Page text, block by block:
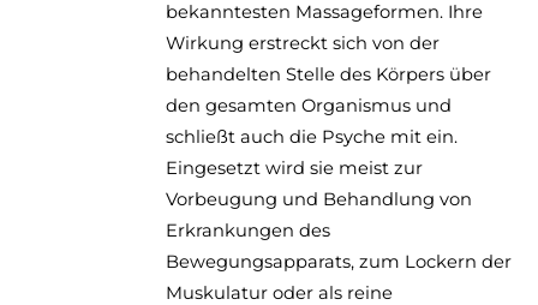
bekanntesten Massageformen. Ihre
Wirkung erstreckt sich von der
behandelten Stelle des Körpers über
den gesamten Organismus und
schließt auch die Psyche mit ein.
Eingesetzt wird sie meist zur
Vorbeugung und Behandlung von
Erkrankungen des
Bewegungsapparats, zum Lockern der
Muskulatur oder als reine